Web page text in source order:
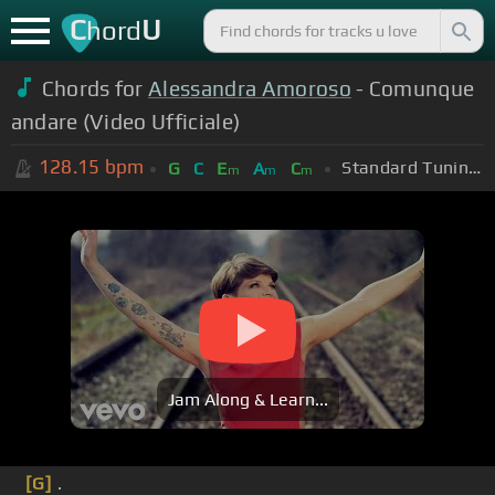
ChordU
Chords for Alessandra Amoroso - Comunque
andare (Video Ufficiale)
128.15 bpm G C Em Am Cm Standard Tuning (EADGBE)
Jam Along & Learn...
[G] .